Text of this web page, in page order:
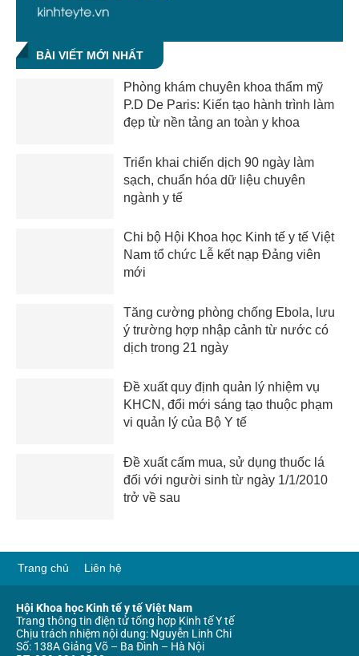
BÀI VIẾT MỚI NHẤT
Phòng khám chuyên khoa thẩm mỹ
P.D De Paris: Kiến tạo hành trình làm
đẹp từ nền tảng an toàn y khoa
Triển khai chiến dịch 90 ngày làm
sạch, chuẩn hóa dữ liệu chuyên
ngành y tế
Chi bộ Hội Khoa học Kinh tế y tế Việt
Nam tổ chức Lễ kết nạp Đảng viên
mới
Tăng cường phòng chống Ebola, lưu
ý trường hợp nhập cảnh từ nước có
dịch trong 21 ngày
Đề xuất quy định quản lý nhiệm vụ
KHCN, đổi mới sáng tạo thuộc phạm
vi quản lý của Bộ Y tế
Đề xuất cấm mua, sử dụng thuốc lá
đối với người sinh từ ngày 1/1/2010
trở về sau
Trang chủ Liên hệ
Hội Khoa học Kinh tế y tế Việt Nam
Trang thông tin điện tử tổng hợp Kinh tế Y tế
Chịu trách nhiệm nội dung: Nguyễn Linh Chi
Số: 138A Giảng Võ – Ba Đình – Hà Nội